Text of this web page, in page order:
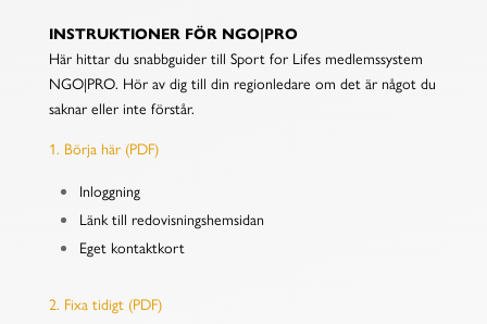
INSTRUKTIONER FÖR NGO|PRO
Här hittar du snabbguider till Sport for Lifes medlemssystem
NGO|PRO. Hör av dig till din regionledare om det är något du
saknar eller inte förstår.
1. Börja här (PDF)
Inloggning
Länk till redovisningshemsidan
Eget kontaktkort
2. Fixa tidigt (PDF)